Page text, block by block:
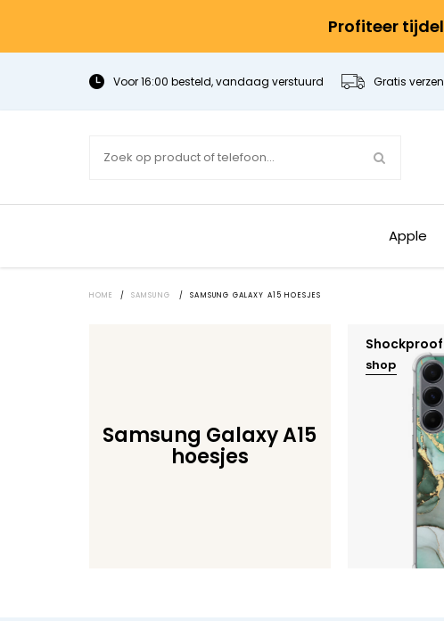
Profiteer
Voor 16:00 besteld, vandaag verstuurd Gratis
Apple
HOME / SAMSUNG / SAMSUNG GALAXY A15 HOESJES
Samsung Galaxy A15
hoesjes
shop